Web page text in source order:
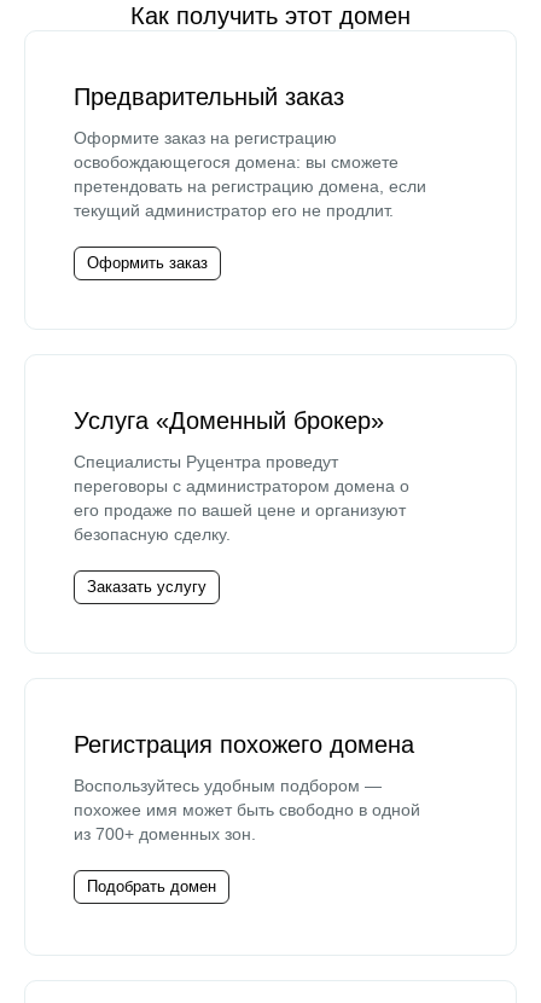
Как получить этот домен
Предварительный заказ
Оформите заказ на регистрацию
освобождающегося домена: вы сможете
претендовать на регистрацию домена, если
текущий администратор его не продлит.
Оформить заказ
Услуга «Доменный брокер»
Специалисты Руцентра проведут
переговоры с администратором домена о
его продаже по вашей цене и организуют
безопасную сделку.
Заказать услугу
Регистрация похожего домена
Воспользуйтесь удобным подбором —
похожее имя может быть свободно в одной
из 700+ доменных зон.
Подобрать домен